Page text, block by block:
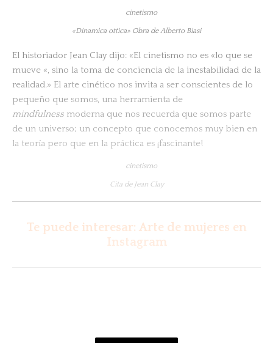
«Dinamica ottica» Obra de Alberto Biasi
El historiador Jean Clay dijo: «El cinetismo no es «lo que se
mueve «, sino la toma de conciencia de la inestabilidad de la
realidad.» El arte cinético nos invita a ser conscientes de lo
pequeño que somos, una herramienta de
mindfulness moderna que nos recuerda que somos parte
de un universo; un concepto que conocemos muy bien en
la teoría pero que en la práctica es ¡fascinante!
Cita de Jean Clay
Te puede interesar: Arte de mujeres en
Instagram